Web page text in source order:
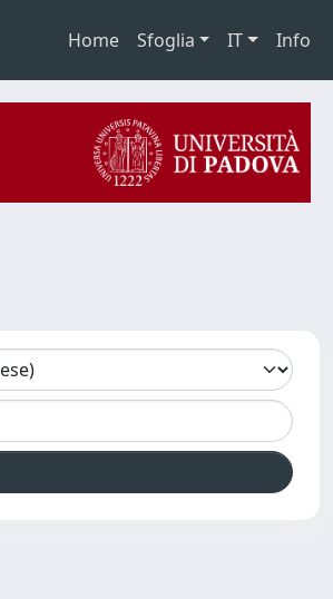
Home Sfoglia IT Info